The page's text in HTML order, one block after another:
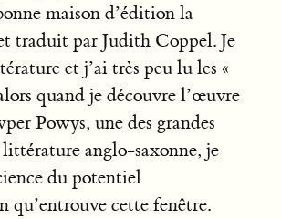
maison d’édition la
traduit par Judith Coppel. Je
et j’ai très peu lu les «
quand je découvre l’œuvre
Powys, une des grandes
anglo-saxonne, je
du potentiel
qu’entrouve cette fenêtre.